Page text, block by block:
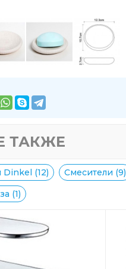
ТАКЖЕ
(12) Смесители (9)
(1)